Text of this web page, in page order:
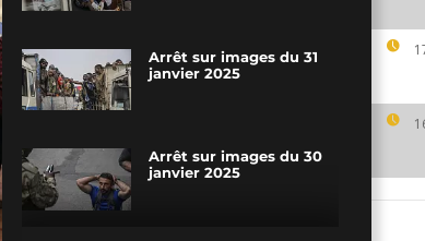
Arrêt sur images du 31
janvier 2025
Arrêt sur images du 30
janvier 2025